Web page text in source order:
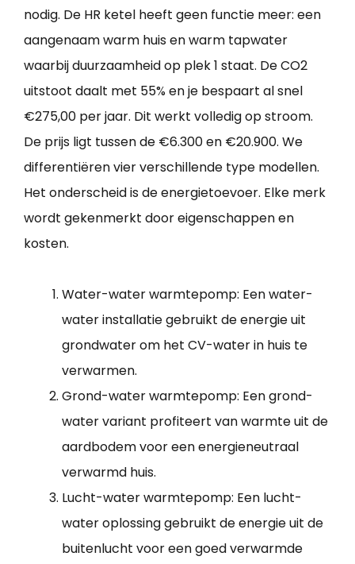
nodig. De HR ketel heeft geen functie meer: een
aangenaam warm huis en warm tapwater
waarbij duurzaamheid op plek 1 staat. De CO2
uitstoot daalt met 55% en je bespaart al snel
€275,00 per jaar. Dit werkt volledig op stroom.
De prijs ligt tussen de €6.300 en €20.900. We
differentiëren vier verschillende type modellen.
Het onderscheid is de energietoevoer. Elke merk
wordt gekenmerkt door eigenschappen en
kosten.
Water-water warmtepomp: Een water-
water installatie gebruikt de energie uit
grondwater om het CV-water in huis te
verwarmen.
Grond-water warmtepomp: Een grond-
water variant profiteert van warmte uit de
aardbodem voor een energieneutraal
verwarmd huis.
Lucht-water warmtepomp: Een lucht-
water oplossing gebruikt de energie uit de
buitenlucht voor een goed verwarmde